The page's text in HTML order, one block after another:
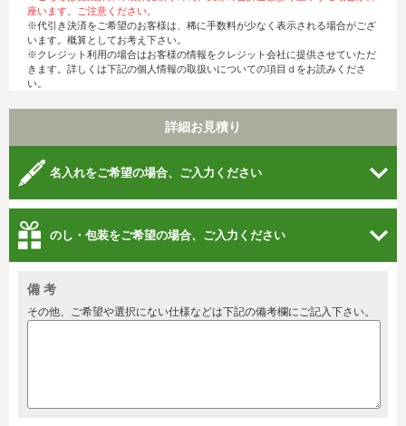
座います。ご注意ください。
※代引き決済をご希望のお客様は、稀に手数料が少なく表示される場合がござ
います。概算としてお考え下さい。
※クレジット利用の場合はお客様の情報をクレジット会社に提供させていただ
きます。詳しくは下記の個人情報の取扱いについての項目ｄをお読みくださ
い。
詳細お見積り
名入れをご希望の場合、ご入力ください
のし・包装をご希望の場合、ご入力ください
備 考
その他、ご希望や選択にない仕様などは下記の備考欄にご記入下さい。